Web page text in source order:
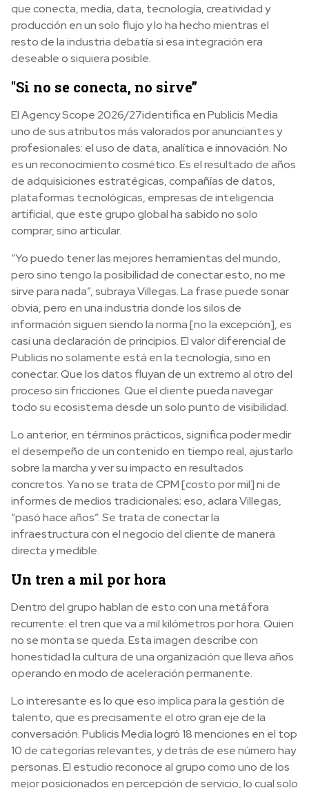
que conecta, media, data, tecnología, creatividad y
producción en un solo flujo y lo ha hecho mientras el
resto de la industria debatía si esa integración era
deseable o siquiera posible.
"Si no se conecta, no sirve”
El Agency Scope 2026/27identifica en Publicis Media
uno de sus atributos más valorados por anunciantes y
profesionales: el uso de data, analítica e innovación. No
es un reconocimiento cosmético. Es el resultado de años
de adquisiciones estratégicas, compañías de datos,
plataformas tecnológicas, empresas de inteligencia
artificial, que este grupo global ha sabido no solo
comprar, sino articular.
“Yo puedo tener las mejores herramientas del mundo,
pero sino tengo la posibilidad de conectar esto, no me
sirve para nada”, subraya Villegas. La frase puede sonar
obvia, pero en una industria donde los silos de
información siguen siendo la norma [no la excepción], es
casi una declaración de principios. El valor diferencial de
Publicis no solamente está en la tecnología, sino en
conectar. Que los datos fluyan de un extremo al otro del
proceso sin fricciones. Que el cliente pueda navegar
todo su ecosistema desde un solo punto de visibilidad.
Lo anterior, en términos prácticos, significa poder medir
el desempeño de un contenido en tiempo real, ajustarlo
sobre la marcha y ver su impacto en resultados
concretos. Ya no se trata de CPM [costo por mil] ni de
informes de medios tradicionales; eso, aclara Villegas,
“pasó hace años”. Se trata de conectar la
infraestructura con el negocio del cliente de manera
directa y medible.
Un tren a mil por hora
Dentro del grupo hablan de esto con una metáfora
recurrente: el tren que va a mil kilómetros por hora. Quien
no se monta se queda. Esta imagen describe con
honestidad la cultura de una organización que lleva años
operando en modo de aceleración permanente.
Lo interesante es lo que eso implica para la gestión de
talento, que es precisamente el otro gran eje de la
conversación. Publicis Media logró 18 menciones en el top
10 de categorías relevantes, y detrás de ese número hay
personas. El estudio reconoce al grupo como uno de los
mejor posicionados en percepción de servicio, lo cual solo